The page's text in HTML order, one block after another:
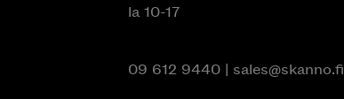
la 10-17
09 612 9440| sales@skanno.fi